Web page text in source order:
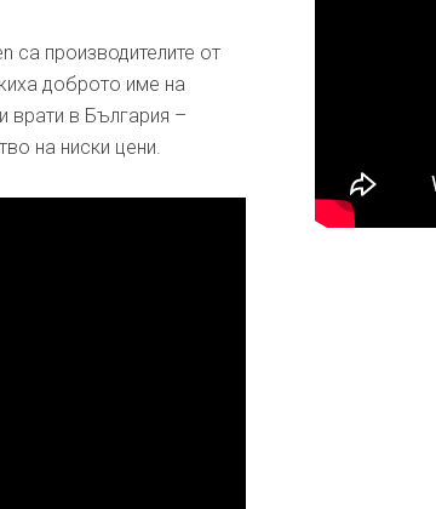
са производителите от
доброто име на
врати в България –
на ниски цени.